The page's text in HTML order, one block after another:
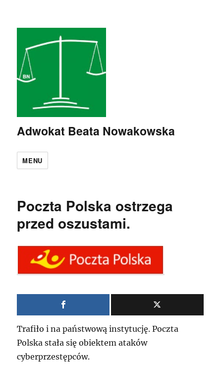
Adwokat Beata Nowakowska
MENU
Poczta Polska ostrzega
przed oszustami.
Trafiło i na państwową instytucję. Poczta
Polska stała się obiektem ataków
cyberprzestępców.